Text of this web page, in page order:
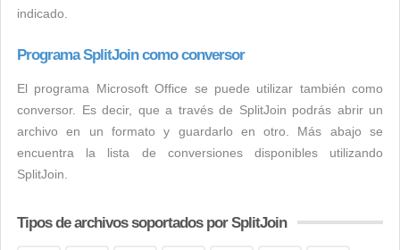
indicado.
Programa SplitJoin como conversor
El programa Microsoft Office se puede utilizar también como
conversor. Es decir, que a través de SplitJoin podrás abrir un
archivo en un formato y guardarlo en otro. Más abajo se
encuentra la lista de conversiones disponibles utilizando
SplitJoin.
Tipos de archivos soportados por SplitJoin